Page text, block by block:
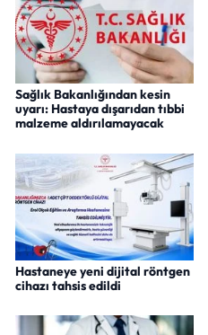
Sağlık Bakanlığından kesin
uyarı: Hastaya dışarıdan tıbbi
malzeme aldırılamayacak
Hastaneye yeni dijital röntgen
cihazı tahsis edildi